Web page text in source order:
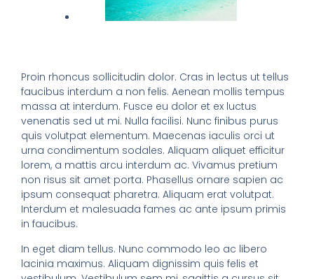
Proin rhoncus sollicitudin dolor. Cras in lectus ut tellus
faucibus interdum a non felis. Aenean mollis tempus
massa at interdum. Fusce eu dolor et ex luctus
venenatis sed ut mi. Nulla facilisi. Nunc finibus purus
quis volutpat elementum. Maecenas iaculis orci ut
urna condimentum sodales. Aliquam aliquet efficitur
lorem, a mattis arcu interdum ac. Vivamus pretium
non risus sit amet porta. Phasellus ornare sapien ac
ipsum consequat pharetra. Aliquam erat volutpat.
Interdum et malesuada fames ac ante ipsum primis
in faucibus.
In eget diam tellus. Nunc commodo leo ac libero
lacinia maximus. Aliquam dignissim quis felis et